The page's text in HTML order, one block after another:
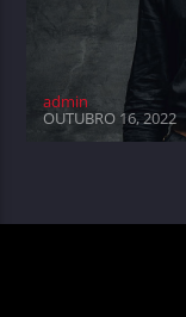
admin
OUTUBRO 16, 2022